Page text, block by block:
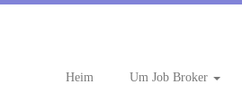
Heim Um Job Broker